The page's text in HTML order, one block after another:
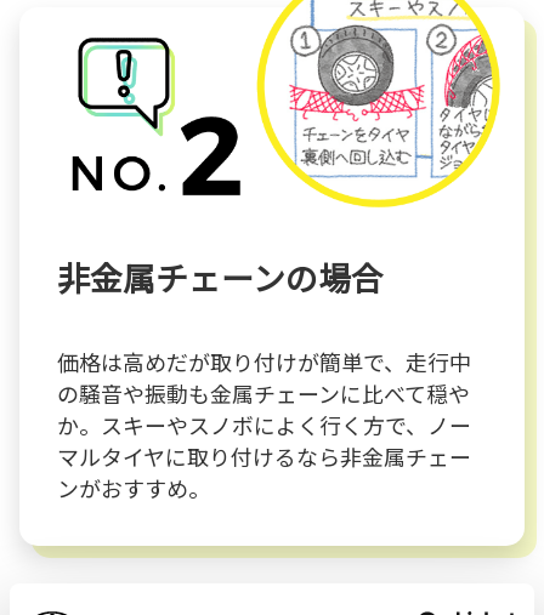
非金属チェーンの場合
価格は高めだが取り付けが簡単で、走行中
の騒音や振動も金属チェーンに比べて穏や
か。スキーやスノボによく行く方で、ノー
マルタイヤに取り付けるなら非金属チェー
ンがおすすめ。